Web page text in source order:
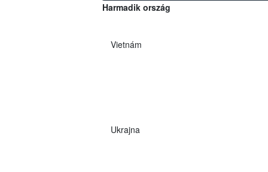
Harmadik ország
Vietnám
Ukrajna